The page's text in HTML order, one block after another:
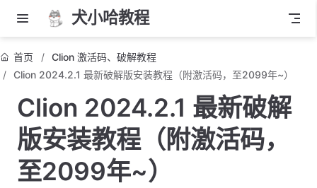
犬小哈教程
首页
Clion 激活码、破解教程
Clion 2024.2.1 最新破解版安装教程（附激活码，至2099年~）
Clion 2024.2.1 最新破解
版安装教程（附激活码，
至2099年~）